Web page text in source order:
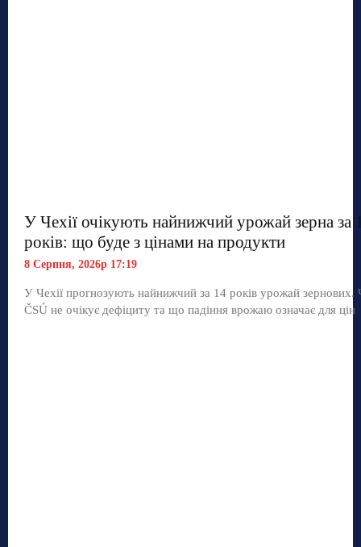
У Чехії очікують найнижчий урожай зерна за
років: що буде з цінами на продукти
8 Серпня, 2026р 17:19
У Чехії прогнозують найнижчий за 14 років урожай
ČSÚ не очікує дефіциту та що падіння врожаю означає для цін